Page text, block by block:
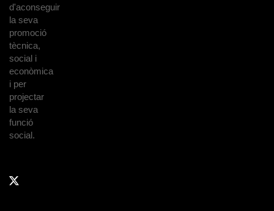
d'aconseguir
la seva
promoció
tècnica,
social i
econòmica
i per
projectar
la seva
funció
social.